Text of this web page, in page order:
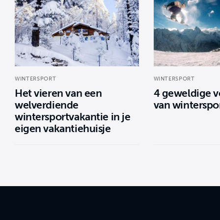
WINTERSPORT
Het vieren van een
welverdiende
wintersportvakantie in je
eigen vakantiehuisje
WINTERSPORT
4 geweldige
van